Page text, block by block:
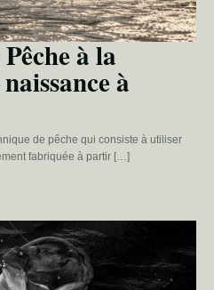
à la
à
de pêche qui consiste à utiliser
fabriquée à partir […]